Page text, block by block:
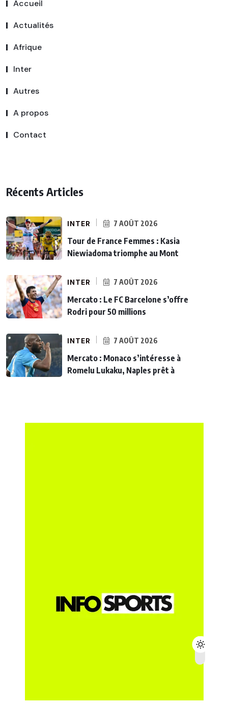
Accueil
Actualités
Afrique
Inter
Autres
A propos
Contact
Récents Articles
INTER 7 AOÛT 2026
Tour de France Femmes : Kasia
Niewiadoma triomphe au Mont
INTER 7 AOÛT 2026
Mercato : Le FC Barcelone s’offre
Rodri pour 50 millions
INTER 7 AOÛT 2026
Mercato : Monaco s’intéresse à
Romelu Lukaku, Naples prêt à